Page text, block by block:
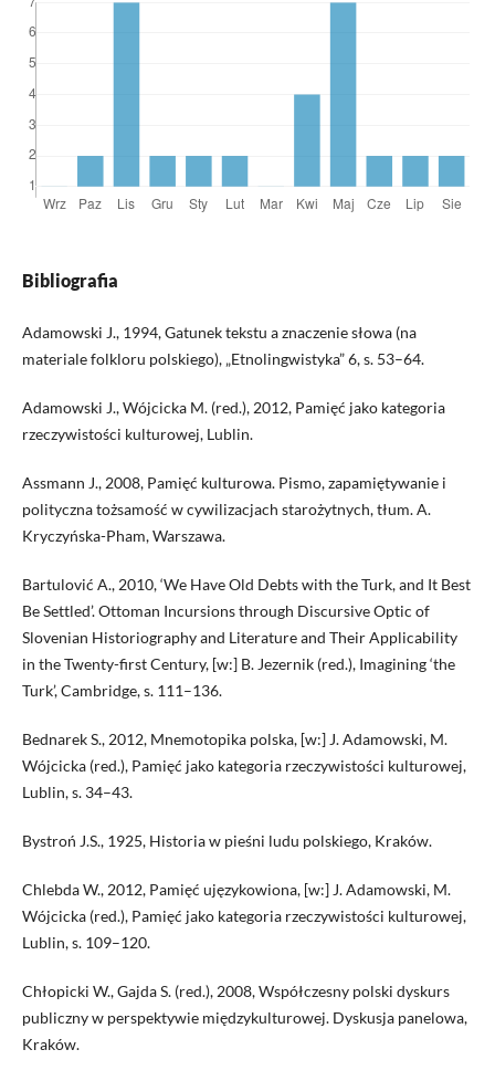
Bibliografia
Adamowski J., 1994, Gatunek tekstu a znaczenie słowa (na
materiale folkloru polskiego), „Etnolingwistyka” 6, s. 53–64.
Adamowski J., Wójcicka M. (red.), 2012, Pamięć jako kategoria
rzeczywistości kulturowej, Lublin.
Assmann J., 2008, Pamięć kulturowa. Pismo, zapamiętywanie i
polityczna tożsamość w cywilizacjach starożytnych, tłum. A.
Kryczyńska-Pham, Warszawa.
Bartulović A., 2010, ‘We Have Old Debts with the Turk, and It Best
Be Settled’. Ottoman Incursions through Discursive Optic of
Slovenian Historiography and Literature and Their Applicability
in the Twenty-first Century, [w:] B. Jezernik (red.), Imagining ‘the
Turk’, Cambridge, s. 111–136.
Bednarek S., 2012, Mnemotopika polska, [w:] J. Adamowski, M.
Wójcicka (red.), Pamięć jako kategoria rzeczywistości kulturowej,
Lublin, s. 34–43.
Bystroń J.S., 1925, Historia w pieśni ludu polskiego, Kraków.
Chlebda W., 2012, Pamięć ujęzykowiona, [w:] J. Adamowski, M.
Wójcicka (red.), Pamięć jako kategoria rzeczywistości kulturowej,
Lublin, s. 109–120.
Chłopicki W., Gajda S. (red.), 2008, Współczesny polski dyskurs
publiczny w perspektywie międzykulturowej. Dyskusja panelowa,
Kraków.